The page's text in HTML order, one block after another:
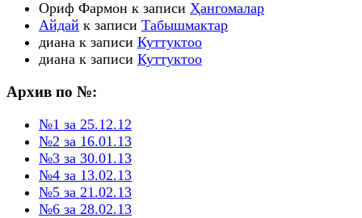
Ориф Фармон к записи Ҳангомалар
Айдай к записи Табышмактар
диана к записи Куттуктоо
диана к записи Куттуктоо
Архив по №:
№1 за 25.12.12
№2 за 16.01.13
№3 за 30.01.13
№4 за 13.02.13
№5 за 21.02.13
№6 за 28.02.13